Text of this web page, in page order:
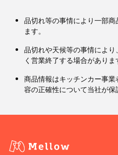
品切れ等の事情により一部
ます。
品切れや天候等の事情によ
く営業終了する場合がありま
商品情報はキッチンカー事
容の正確性について当社が保